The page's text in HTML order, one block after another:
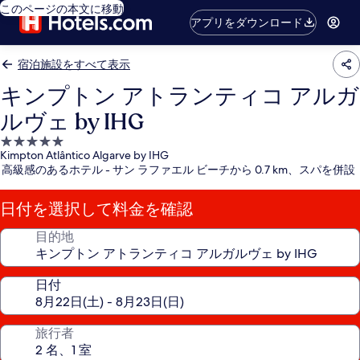
このページの本文に移動
アプリをダウンロード
宿泊施設をすべて表示
キンプトン アトランティコ アルガ
ルヴェ by IHG
5.0
つ
星
宿
泊
施
Kimpton Atlântico Algarve by IHG
高級感のあるホテル - サン ラファエル ビーチから 0.7 km、スパを併設
日付を選択して料金を確認
目的地
日付
旅行者